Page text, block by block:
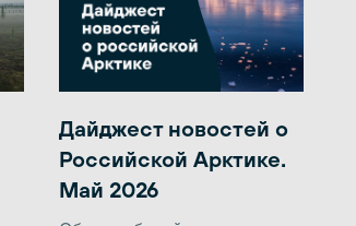
Дайджест новостей о
Российской Арктике.
Май 2026